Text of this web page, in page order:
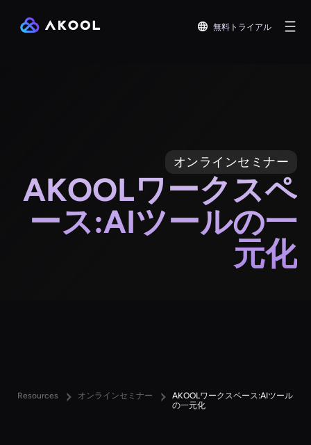
無料トライアル
オンラインセミナー
AKOOLワークスペ
ース:AIツールの一
元化
Resources オンラインセミナー
AKOOLワークスペース:AIツール
の一元化